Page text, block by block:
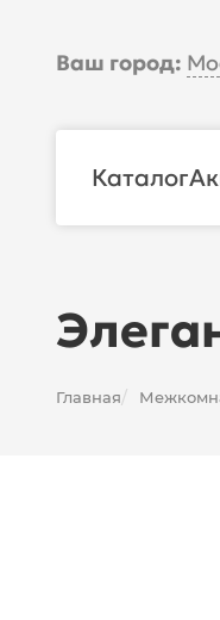
Ваш город:
Каталог
Главная/